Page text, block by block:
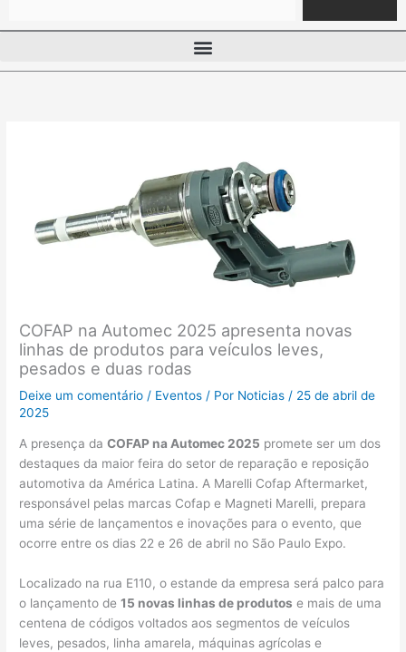
COFAP na Automec 2025 apresenta novas
linhas de produtos para veículos leves,
pesados e duas rodas
Deixe um comentário / Eventos / Por Noticias / 25 de abril de
2025
A presença daCOFAP na Automec 2025 promete ser um dos
destaques da maior feira do setor de reparação e reposição
automotiva da América Latina. A Marelli Cofap Aftermarket,
responsável pelas marcas Cofap e Magneti Marelli, prepara
uma série de lançamentos e inovações para o evento, que
ocorre entre os dias 22 e 26 de abril no São Paulo Expo.
Localizado na rua E110, o estande da empresa será palco para
o lançamento de15 novas linhas de produtos e mais de uma
centena de códigos voltados aos segmentos de veículos
leves, pesados, linha amarela, máquinas agrícolas e